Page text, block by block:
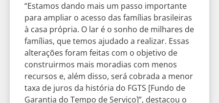
“Estamos dando mais um passo importante
para ampliar o acesso das famílias brasileiras
à casa própria. O lar é o sonho de milhares de
famílias, que temos ajudado a realizar. Essas
alterações foram feitas com o objetivo de
construirmos mais moradias com menos
recursos e, além disso, será cobrada a menor
taxa de juros da história do FGTS [Fundo de
Garantia do Tempo de Serviço]”, destacou o